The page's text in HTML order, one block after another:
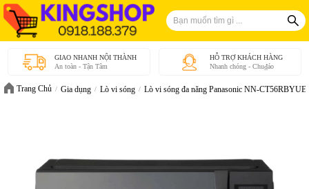
GIAO NHANH NỘI THÀNH
An toàn - Tận Tâm
HỖ TRỢ KHÁCH HÀNG
Nhanh chóng - Chu₫áo
Trang Chủ Gia dụng Lò vi sóng Lò vi sóng đa năng Panasonic NN-CT56RBYUE